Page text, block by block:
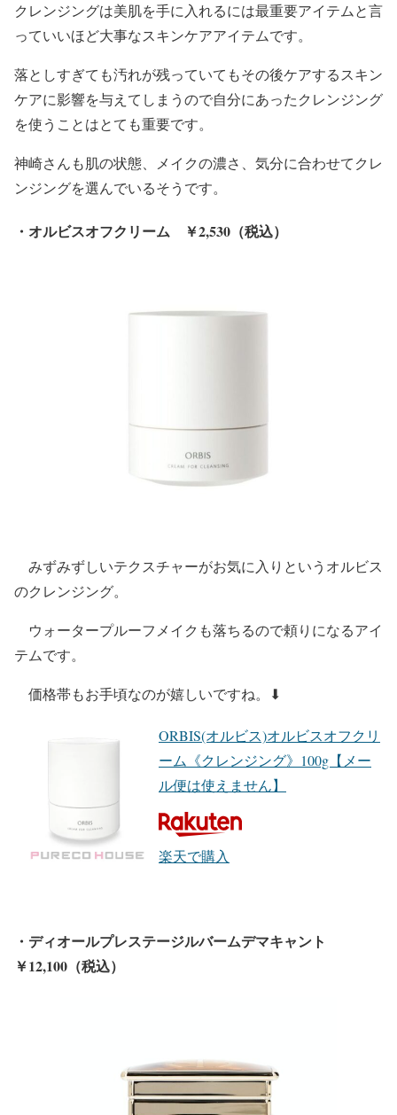
クレンジングは美肌を手に入れるには最重要アイテムと言
っていいほど大事なスキンケアアイテムです。
落としすぎても汚れが残っていてもその後ケアするスキン
ケアに影響を与えてしまうので自分にあったクレンジング
を使うことはとても重要です。
神崎さんも肌の状態、メイクの濃さ、気分に合わせてクレ
ンジングを選んでいるそうです。
・オルビスオフクリーム ￥2,530（税込）
みずみずしいテクスチャーがお気に入りというオルビス
のクレンジング。
ウォータープルーフメイクも落ちるので頼りになるアイ
テムです。
価格帯もお手頃なのが嬉しいですね。⬇︎
ORBIS(オルビス)オルビスオフクリ
ーム《クレンジング》100g【メー
ル便は使えません】
楽天で購入
・ディオールプレステージルバームデマキャント
￥12,100（税込）